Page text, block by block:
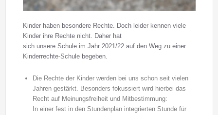
Kinder haben besondere Rechte. Doch leider kennen viele
Kinder ihre Rechte nicht. Daher hat
sich unsere Schule im Jahr 2021/22 auf den Weg zu einer
Kinderrechte-Schule begeben.
Die Rechte der Kinder werden bei uns schon seit vielen
Jahren gestärkt. Besonders fokussiert wird hierbei das
Recht auf Meinungsfreiheit und Mitbestimmung:
In einer fest in den Stundenplan integrierten Stunde für